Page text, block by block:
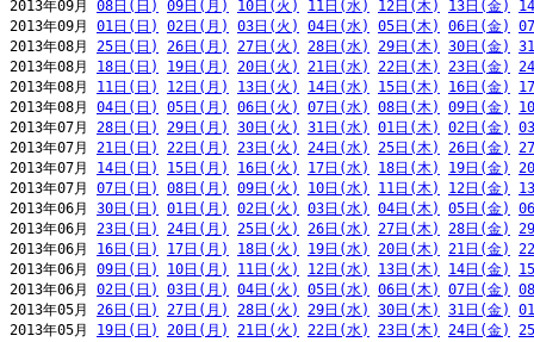
2013年09月 08日(日) 09日(月) 10日(火) 11日(水) 12日(木) 13日(金)
2013年09月 01日(日) 02日(月) 03日(火) 04日(水) 05日(木) 06日(金)
2013年08月 25日(日) 26日(月) 27日(火) 28日(水) 29日(木) 30日(金)
2013年08月 18日(日) 19日(月) 20日(火) 21日(水) 22日(木) 23日(金)
2013年08月 11日(日) 12日(月) 13日(火) 14日(水) 15日(木) 16日(金)
2013年08月 04日(日) 05日(月) 06日(火) 07日(水) 08日(木) 09日(金)
2013年07月 28日(日) 29日(月) 30日(火) 31日(水) 01日(木) 02日(金)
2013年07月 21日(日) 22日(月) 23日(火) 24日(水) 25日(木) 26日(金)
2013年07月 14日(日) 15日(月) 16日(火) 17日(水) 18日(木) 19日(金)
2013年07月 07日(日) 08日(月) 09日(火) 10日(水) 11日(木) 12日(金)
2013年06月 30日(日) 01日(月) 02日(火) 03日(水) 04日(木) 05日(金)
2013年06月 23日(日) 24日(月) 25日(火) 26日(水) 27日(木) 28日(金)
2013年06月 16日(日) 17日(月) 18日(火) 19日(水) 20日(木) 21日(金)
2013年06月 09日(日) 10日(月) 11日(火) 12日(水) 13日(木) 14日(金)
2013年06月 02日(日) 03日(月) 04日(火) 05日(水) 06日(木) 07日(金)
2013年05月 26日(日) 27日(月) 28日(火) 29日(水) 30日(木) 31日(金)
2013年05月 19日(日) 20日(月) 21日(火) 22日(水) 23日(木) 24日(金)